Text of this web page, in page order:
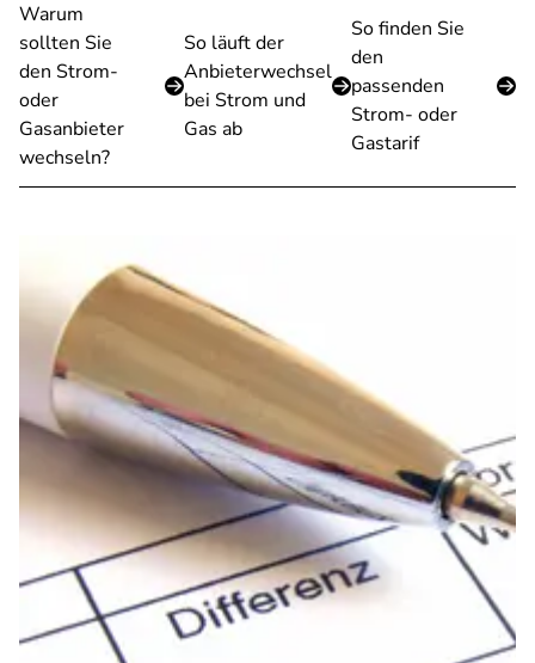
Warum
sollten Sie
den Strom-
oder
Gasanbieter
wechseln?
So läuft der
Anbieterwechsel
bei Strom und
Gas ab
So finden Sie
den
passenden
Strom- oder
Gastarif